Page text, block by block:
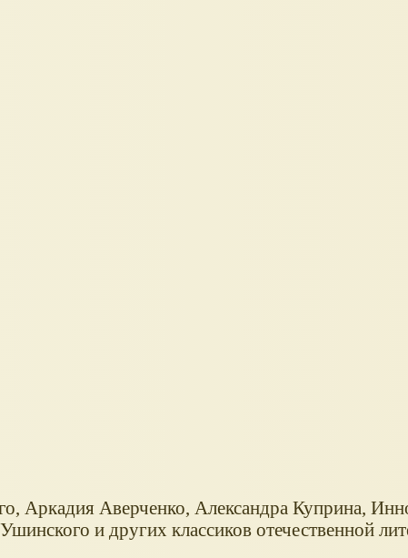
Аркадия Аверченко, Александра Куприна,
и других классиков отечественной